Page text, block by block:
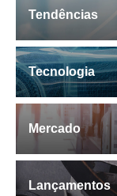
Tendências
Tecnologia
Mercado
Lançamentos